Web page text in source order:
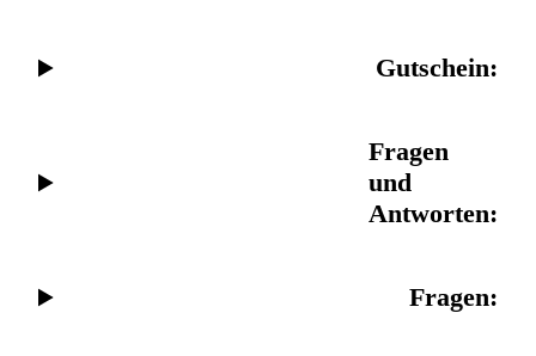
Gutschein:
Fragen
und
Antworten:
Fragen: